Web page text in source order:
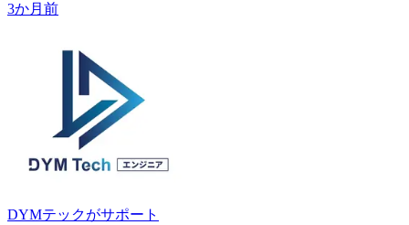
3か月前
DYMテックがサポート